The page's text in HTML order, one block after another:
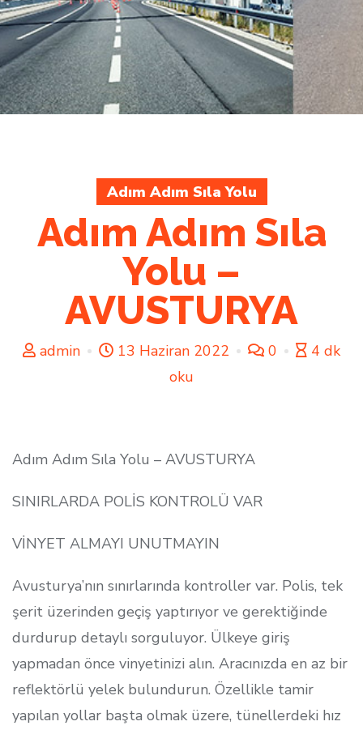
Adım Adım Sıla Yolu
Adım Adım Sıla
Yolu –
AVUSTURYA
admin 13 Haziran 2022 0
4 dk
oku
Adım Adım Sıla Yolu – AVUSTURYA
SINIRLARDA POLİS KONTROLÜ VAR
VİNYET ALMAYI UNUTMAYIN
Avusturya’nın sınırlarında kontroller var. Polis, tek
şerit üzerinden geçiş yaptırıyor ve gerektiğinde
durdurup detaylı sorguluyor. Ülkeye giriş
yapmadan önce vinyetinizi alın. Aracınızda en az bir
reflektörlü yelek bulundurun. Özellikle tamir
yapılan yollar başta olmak üzere, tünellerdeki hız